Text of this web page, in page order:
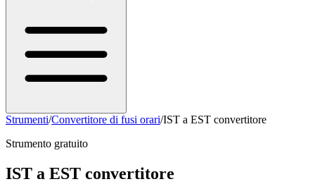
Strumenti/Convertitore di fusi orari/IST a EST convertitore
Strumento gratuito
IST a EST convertitore